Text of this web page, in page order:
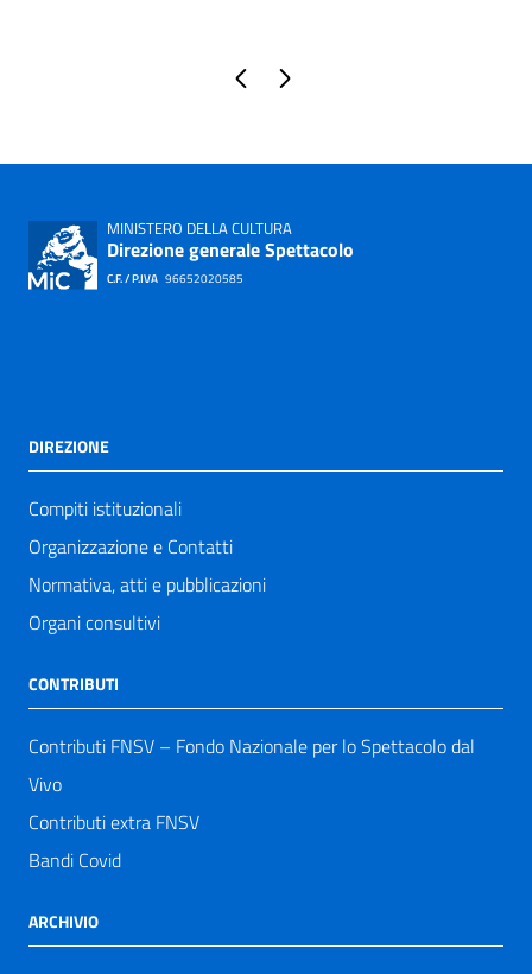
Pagina precedente
MINISTERO DELLA CULTURA
Direzione generale Spettacolo
C.F. / P.IVA 96652020585
DIREZIONE
Compiti istituzionali
Organizzazione e Contatti
Normativa, atti e pubblicazioni
Organi consultivi
CONTRIBUTI
Contributi FNSV – Fondo Nazionale per lo Spettacolo dal
Vivo
Contributi extra FNSV
Bandi Covid
ARCHIVIO